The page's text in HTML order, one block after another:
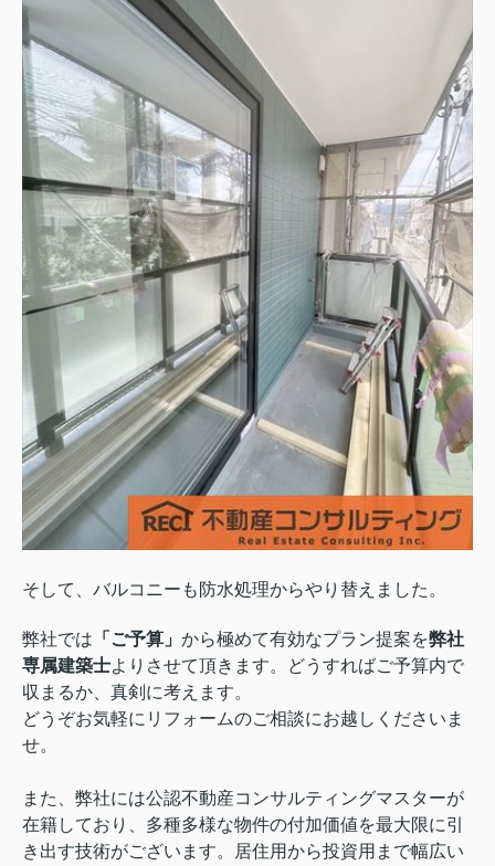
そして、バルコニーも防水処理からやり替えました。
弊社では 「ご予算」 から極めて有効なプラン提案を弊社
専属建築士よりさせて頂きます。どうすればご予算内で
収まるか、真剣に考えます。
どうぞお気軽にリフォームのご相談にお越しくださいま
せ。
また、弊社には公認不動産コンサルティングマスターが
在籍しており、多種多様な物件の付加価値を最大限に引
き出す技術がございます。居住用から投資用まで幅広い